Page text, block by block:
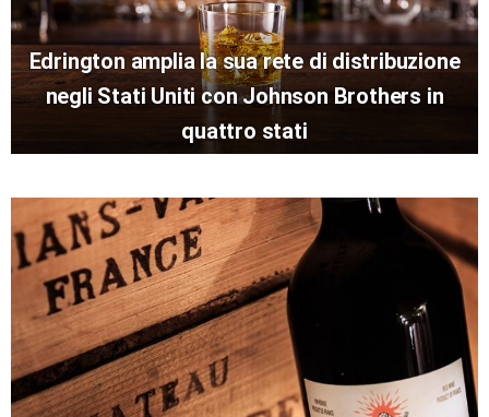
Edrington amplia la sua rete di distribuzione
negli Stati Uniti con Johnson Brothers in
quattro stati